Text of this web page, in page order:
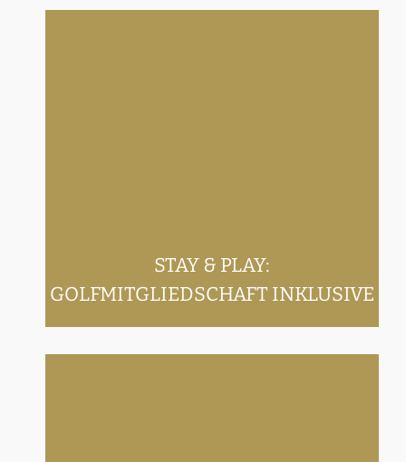
STAY & PLAY:
GOLFMITGLIEDSCHAFT INKLUSIVE